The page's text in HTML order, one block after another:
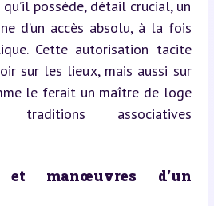
qu’il possède, détail crucial, un
d’un accès absolu, à la fois
Cette autorisation tacite
sur les lieux, mais aussi sur
le ferait un maître de loge
traditions associatives
et manœuvres d’un